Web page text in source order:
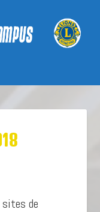
sites de